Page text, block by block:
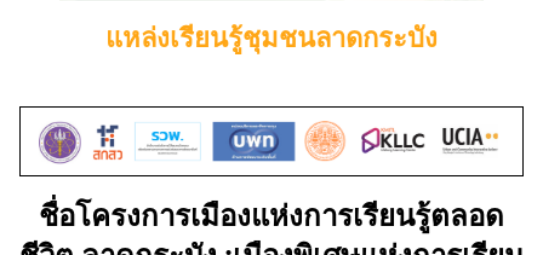
แหล่งเรียนรู้ชุมชนลาดกระบัง
ชื่อโครงการเมืองแห่งการเรียนรู้ตลอด